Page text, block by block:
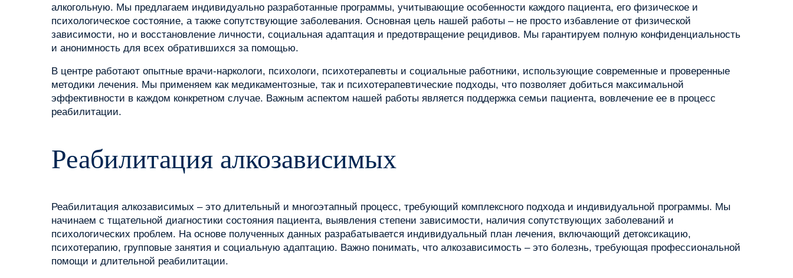
алкогольную. Мы предлагаем индивидуально разработанные программы, учитывающие особенности каждого пациента, его физическое и
психологическое состояние, а также сопутствующие заболевания. Основная цель нашей работы – не просто избавление от физической
зависимости, но и восстановление личности, социальная адаптация и предотвращение рецидивов. Мы гарантируем полную конфиденциальность
и анонимность для всех обратившихся за помощью.
В центре работают опытные врачи-наркологи, психологи, психотерапевты и социальные работники, использующие современные и проверенные
методики лечения. Мы применяем как медикаментозные, так и психотерапевтические подходы, что позволяет добиться максимальной
эффективности в каждом конкретном случае. Важным аспектом нашей работы является поддержка семьи пациента, вовлечение ее в процесс
реабилитации.
Реабилитация алкозависимых
Реабилитация алкозависимых – это длительный и многоэтапный процесс, требующий комплексного подхода и индивидуальной программы. Мы
начинаем с тщательной диагностики состояния пациента, выявления степени зависимости, наличия сопутствующих заболеваний и
психологических проблем. На основе полученных данных разрабатывается индивидуальный план лечения, включающий детоксикацию,
психотерапию, групповые занятия и социальную адаптацию. Важно понимать, что алкозависимость – это болезнь, требующая профессиональной
помощи и длительной реабилитации.